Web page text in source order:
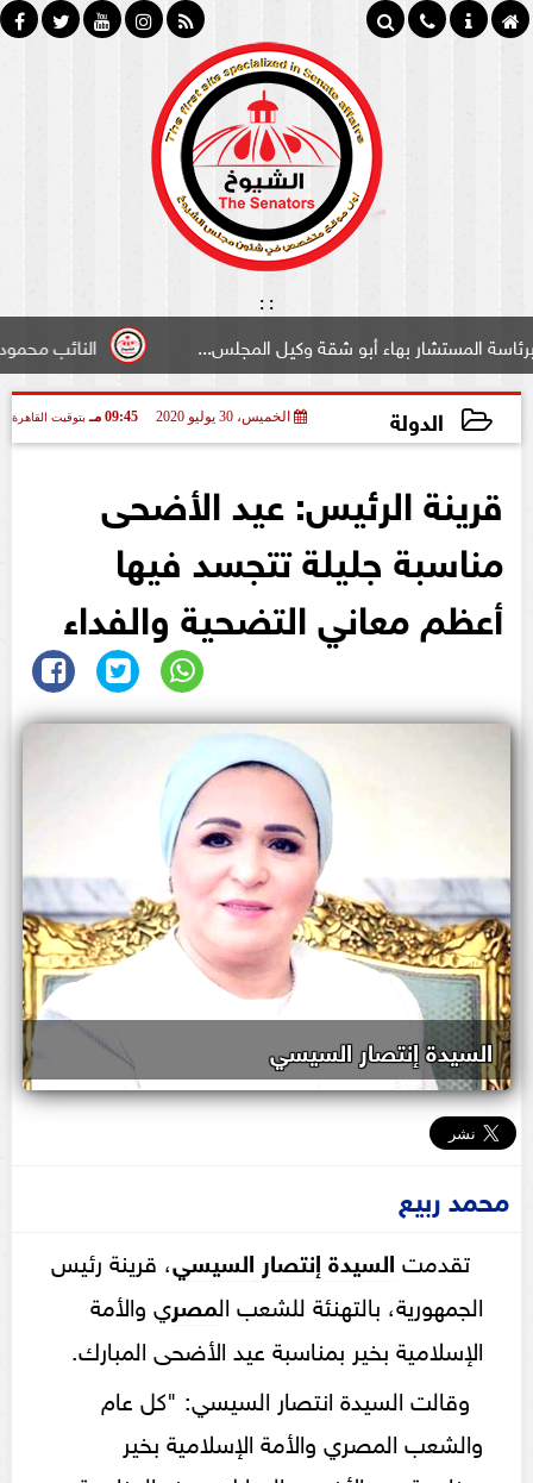
:
:
النائب محمود سامي
بهاء أبو شقة وكيل المجلس...
الدولة الخميس، 30 يوليو 2020 09:45 مـ بتوقيت القاهرة
قرينة الرئيس: عيد الأضحى
مناسبة جليلة تتجسد فيها
أعظم معاني التضحية والفداء
السيدة إنتصار السيسي
محمد ربيع
تقدمت السيدة إنتصار السيسي، قرينة رئيس
الجمهورية، بالتهنئة للشعب المصري والأمة
الإسلامية بخير بمناسبة عيد الأضحى المبارك.
وقالت السيدة انتصار السيسي: "كل عام
والشعب المصري والأمة الإسلامية بخير